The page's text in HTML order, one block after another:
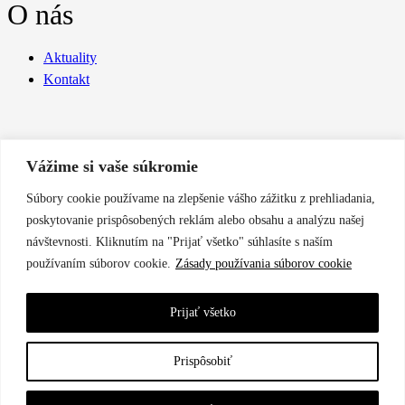
Vážime si vaše súkromie
Súbory cookie používame na zlepšenie vášho zážitku z prehliadania,
poskytovanie prispôsobených reklám alebo obsahu a analýzu našej
návštevnosti. Kliknutím na "Prijať všetko" súhlasíte s naším
používaním súborov cookie.
Zásady používania súborov cookie
Prispôsobiť
Prijať všetko
O nás
Aktuality
Kontakt
Táto stránka je chránená s reCAPTCHA. Ochrana údajov
Podmienky používania.
Všetky práva vyhradené © 2026 Tri Duby. Web stránka od
Ochrana osobných údajov